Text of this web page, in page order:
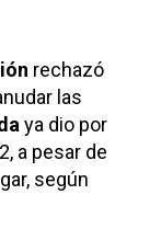
rechazó
las
ya dio por
a pesar de
según